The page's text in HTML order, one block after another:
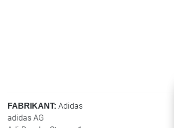
FABRIKANT: Adidas
adidas AG